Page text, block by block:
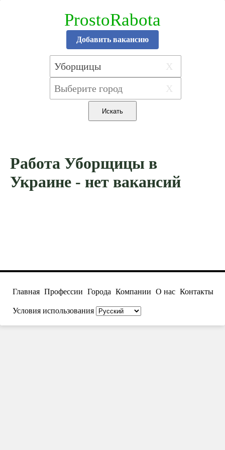
ProstoRabota
Добавить вакансию
X
X
Работа Уборщицы в
Украине - нет вакансий
Главная Профессии Города Компании О нас Контакты
Условия использования